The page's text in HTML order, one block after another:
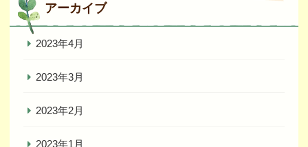
アーカイブ
2023年4月
2023年3月
2023年2月
2023年1月